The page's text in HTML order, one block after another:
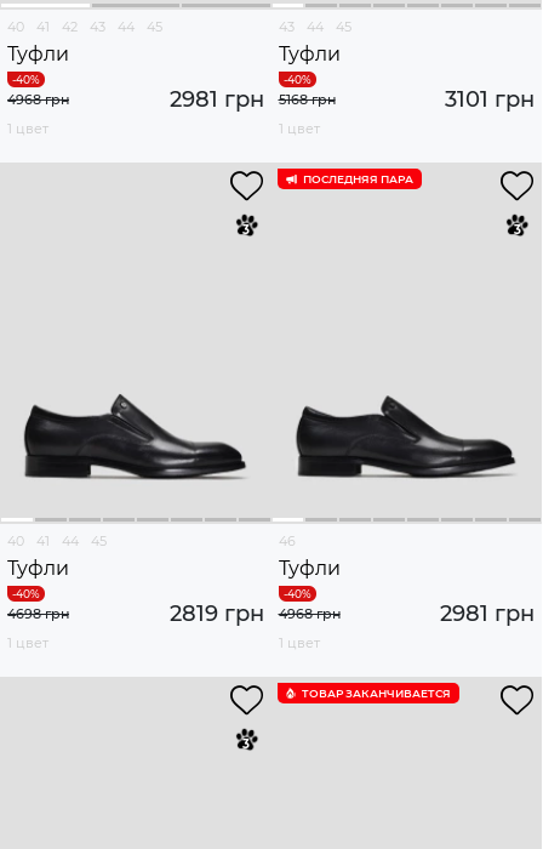
40 41 42 43 44 45
Туфли
2981 грн
4968 грн
1 цвет
43 44 45
Туфли
3101 грн
5168 грн
1 цвет
40 41 44 45
Туфли
2819 грн
4698 грн
1 цвет
ПОСЛЕДНЯЯ ПАРА
46
Туфли
2981 грн
4968 грн
1 цвет
ТОВАР ЗАКАНЧИВАЕТСЯ